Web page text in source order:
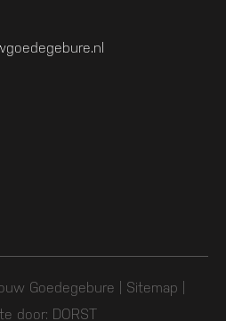
Goedegebure | Sitemap
door: DORST